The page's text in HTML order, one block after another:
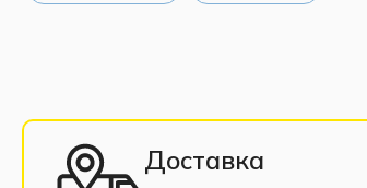
Доставка